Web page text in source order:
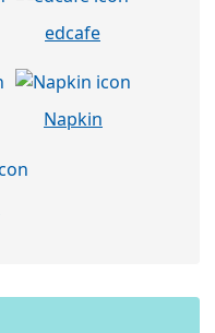
edcafe
Napkin